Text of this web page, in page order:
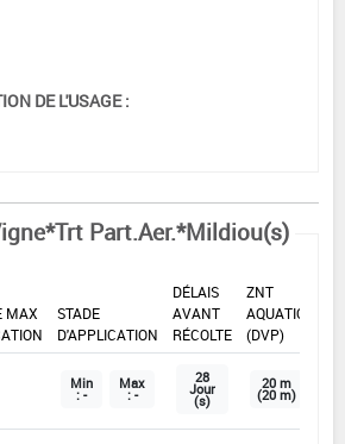
DE L'USAGE :
Part.Aer.*Mildiou(s)
MAX
STADE
D'APPLICATION
DÉLAIS
AVANT
RÉCOLTE
ZNT
AQUATIQUE
(DVP)
Min
: -
Max
: -
28
Jour
(s)
20 m
(20 m)